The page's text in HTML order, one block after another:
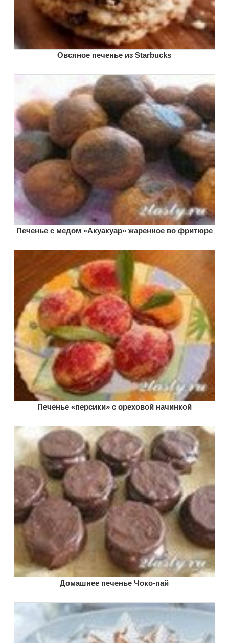
Овсяное печенье из Starbucks
Печенье с медом «Акуакуар» жаренное во фритюре
Печенье «персики» с ореховой начинкой
Домашнее печенье Чоко-пай